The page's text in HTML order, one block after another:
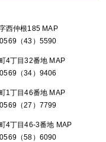
西仲根185 MAP
（43）5590
4丁目32番地 MAP
（34）9406
1丁目46番地 MAP
（27）7799
4丁目46-3番地 MAP
（58）6090